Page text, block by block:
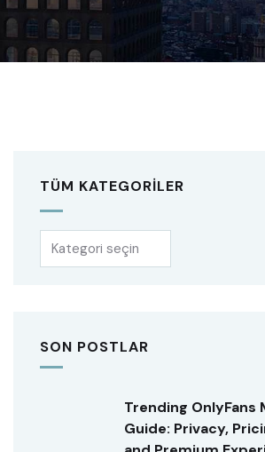
TÜM KATEGORILER
SON POSTLAR
Trending OnlyFans
Guide: Privacy,